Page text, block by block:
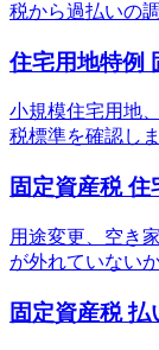
税から過払いの
住宅用地特例
小規模住宅用地
税標準を確認しま
固定資産税
用途変更、空き
が外れていない
固定資産税